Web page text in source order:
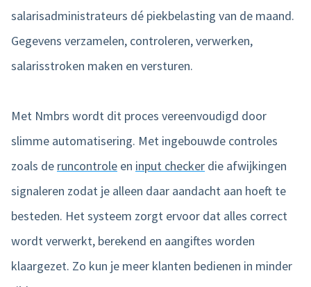
salarisadministrateurs dé piekbelasting van de maand.
Gegevens verzamelen, controleren, verwerken,
salarisstroken maken en versturen.
Met Nmbrs wordt dit proces vereenvoudigd door
slimme automatisering. Met ingebouwde controles
zoals de runcontrole en input checker die afwijkingen
signaleren zodat je alleen daar aandacht aan hoeft te
besteden. Het systeem zorgt ervoor dat alles correct
wordt verwerkt, berekend en aangiftes worden
klaargezet. Zo kun je meer klanten bedienen in minder